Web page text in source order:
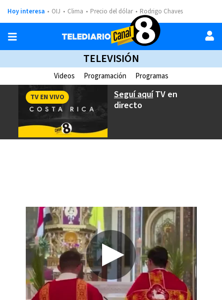
Hoy interesa OIJ Clima Precio del dólar Rodrigo Chaves
TELEVISIÓN
Videos Programación Programas
Seguí aquíTV en
directo
TV EN VIVO